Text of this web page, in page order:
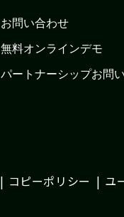
お問い合わせ
無料オンラインデモ
パートナーシップお問
コピーポリシー ユ